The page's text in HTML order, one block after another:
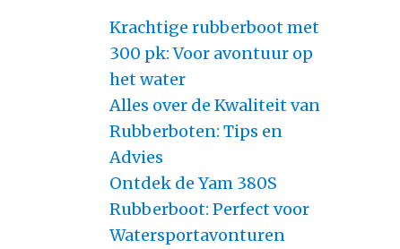
Krachtige rubberboot met
300 pk: Voor avontuur op
het water
Alles over de Kwaliteit van
Rubberboten: Tips en
Advies
Ontdek de Yam 380S
Rubberboot: Perfect voor
Watersportavonturen